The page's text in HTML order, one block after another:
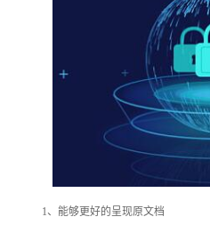
1、能够更好的呈现原文档